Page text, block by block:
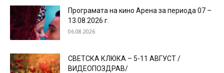
Програмата на кино Арена за периода 07 –
13.08.2026 г.
06.08.2026
СВЕТСКА КЛЮКА – 5-11 АВГУСТ /
ВИДЕОПОЗДРАВ/